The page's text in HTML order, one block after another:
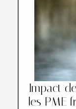
Impact
les PME